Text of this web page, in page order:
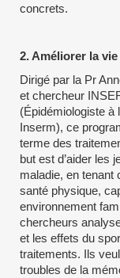
concrets.
2. Améliorer la
Dirigé par la Pr
et chercheur
(Épidémiologiste
Inserm), ce
terme des
but est d’aider les
maladie, en tenant
santé physique,
environnement
chercheurs
et les effets du
traitements. Ils
troubles de la